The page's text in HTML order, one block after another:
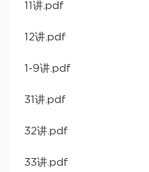
11讲.pdf
12讲.pdf
1-9讲.pdf
31讲.pdf
32讲.pdf
33讲.pdf